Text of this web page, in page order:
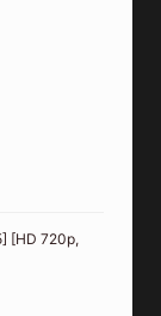
[HD 720p,